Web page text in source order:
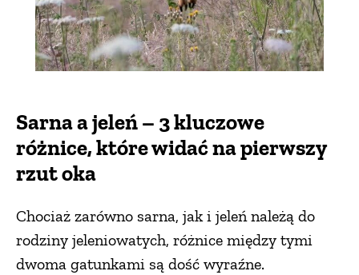
Sarna a jeleń – 3 kluczowe
różnice, które widać na pierwszy
rzut oka
Chociaż zarówno sarna, jak i jeleń należą do
rodziny jeleniowatych, różnice między tymi
dwoma gatunkami są dość wyraźne.